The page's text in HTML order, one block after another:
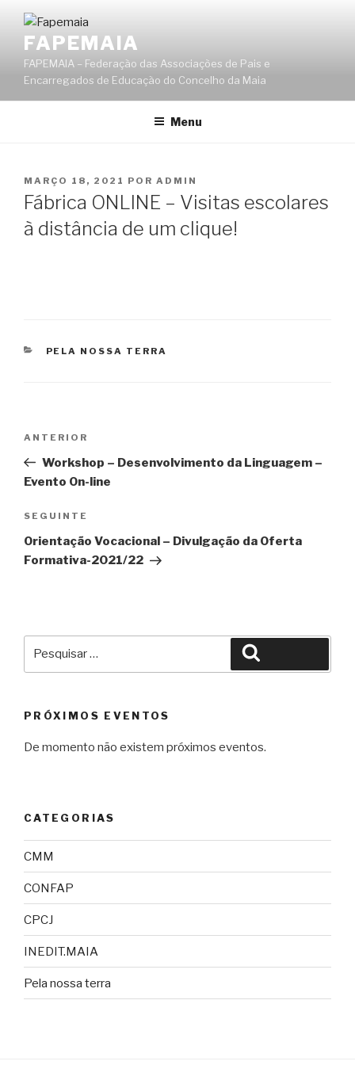
conteúdo
FAPEMAIA
FAPEMAIA – Federação das Associações de Pais e
Encarregados de Educação do Concelho da Maia
Menu
PUBLICADO
EM
MARÇO 18, 2021 POR ADMIN
Fábrica ONLINE – Visitas escolares
à distância de um clique!
CATEGORIAS
PELA NOSSA TERRA
artigos
Conteúdo
anterior
ANTERIOR
Workshop – Desenvolvimento da Linguagem –
Evento On-line
Conteúdo
seguinte
SEGUINTE
Orientação Vocacional – Divulgação da Oferta
Formativa-2021/22
PRÓXIMOS EVENTOS
De momento não existem próximos eventos.
CATEGORIAS
CMM
CONFAP
CPCJ
INEDIT.MAIA
Pela nossa terra